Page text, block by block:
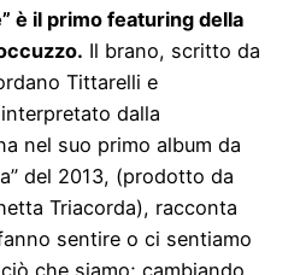
è il primo featuring della
Il brano, scritto da
Tittarelli e
dalla
nel suo primo album da
del 2013, (prodotto da
Triacorda), racconta
sentire o ci sentiamo
che siamo; cambiando